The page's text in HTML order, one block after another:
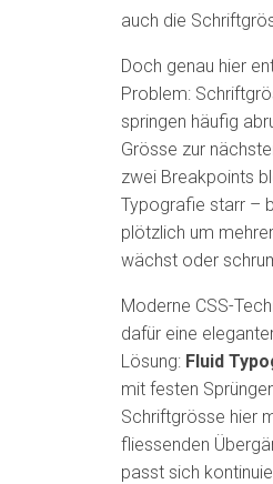
auch die
Doch genau hier
Problem:
springen häufig
Grösse zur
zwei Breakpoints
Typografie starr –
plötzlich um
wächst oder
Moderne CSS-
dafür eine
Lösung: Fluid
mit festen
Schriftgrösse hier
fliessenden
passt sich